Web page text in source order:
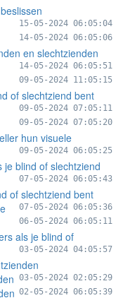
15-05-2024 06:05:04
14-05-2024 06:05:06
en slechtzienden
14-05-2024 06:05:51
09-05-2024 11:05:15
of slechtziend bent
09-05-2024 07:05:11
09-05-2024 07:05:20
hun visuele
09-05-2024 06:05:25
blind of slechtziend
07-05-2024 06:05:43
of slechtziend bent
07-05-2024 06:05:36
06-05-2024 06:05:11
als je blind of
03-05-2024 04:05:57
03-05-2024 02:05:29
02-05-2024 06:05:39